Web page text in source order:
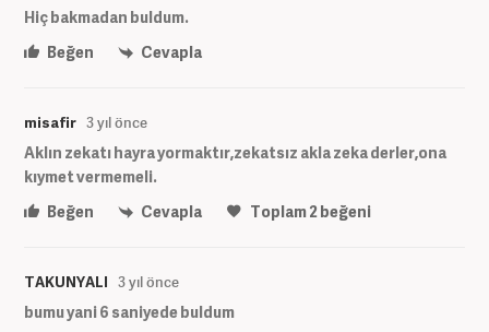
Hiç bakmadan buldum.
Beğen
Cevapla
misafir 3 yıl önce
Aklın zekatı hayra yormaktır,zekatsız akla zeka derler,ona
kıymet vermemeli.
Beğen
Cevapla Toplam2beğeni
TAKUNYALI 3 yıl önce
bumu yani 6 saniyede buldum